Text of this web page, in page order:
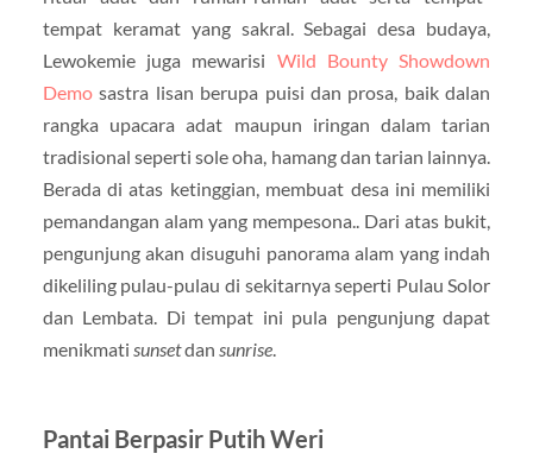
tempat keramat yang sakral. Sebagai desa budaya,
Lewokemie juga mewarisi Wild Bounty Showdown
Demosastra lisan berupa puisi dan prosa, baik dalan
rangka upacara adat maupun iringan dalam tarian
tradisional seperti sole oha, hamang dan tarian lainnya.
Berada di atas ketinggian, membuat desa ini memiliki
pemandangan alam yang mempesona.. Dari atas bukit,
pengunjung akan disuguhi panorama alam yang indah
dikeliling pulau-pulau di sekitarnya seperti Pulau Solor
dan Lembata. Di tempat ini pula pengunjung dapat
menikmati sunsetdan sunrise.
Pantai Berpasir Putih Weri